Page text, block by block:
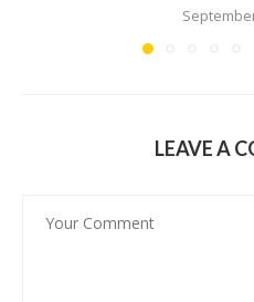
LEAVE A